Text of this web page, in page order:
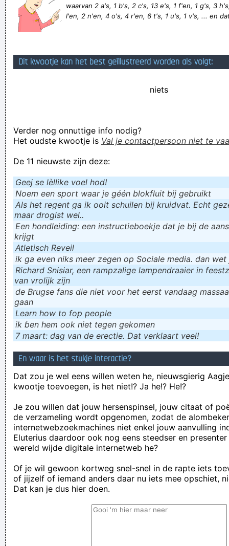
eerste helft
Ik zal proberen er niet aan te ruiken ok?
Ester Rozenkwit, een miskleun die via messenger mannen
doen alsof ik niet kon dansen whahahahaha
Verknoei je tijd op een nuttige manier!
waarvan 2 a's, 1 b's, 2 c's, 13 e's, 1 f'en, 1 g's, 3
l'en, 2 n'en, 4 o's, 4 r'en, 6 t's, 1 u's, 1 v's, ... en
Dit kwootje kan het best geïllustreerd worden als volgt:
niets
Verder nog onnuttige info nodig?
Het oudste kwootje is Val je contactpersoon niet te
De 11 nieuwste zijn deze:
Geej se lèllike voel hod!
Noem een sport waar je géén blokfluit bij gebruikt
Als het regent ga ik ooit schuilen bij kruidvat. Echt
maar drogist wel..
Een hondleiding: een instructieboekje dat je bij de
krijgt
Atletisch Reveil
ik ga even niks meer zegen op Sociale media. dan
Richard Snisiar, een rampzalige lampendraaier in
van vrolijk zijn
de Brugse fans die niet voor het eerst vandaag
gaan
Learn how to fop people
ik ɓen hem ook niet tegen gekomen
7 maart: dag van de erectie. Dat verklaart veel!
En waar is het stukje interactie?
Dat zou je wel eens willen weten he, nieuwsgierig
kwootje toevoegen, is het niet!? Ja he!? He!?
Je zou willen dat jouw hersenspinsel, jouw citaat of
de verzameling wordt opgenomen, zodat de
internetwebzoekmachines niet enkel jouw aanvulling
Eluterius daardoor ook nog eens steedser en
wereld wijde digitale internetweb he?
Of je wil gewoon kortweg snel-snel in de rapte iets
of jijzelf of iemand anders daar nu iets mee opschiet,
Dat kan je dus hier doen.